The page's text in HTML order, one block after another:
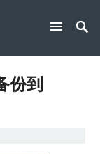
份到